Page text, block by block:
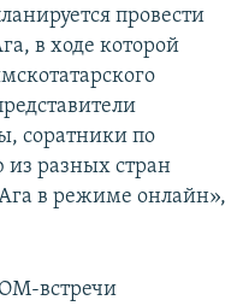
провести
в ходе которой
соратники по
разных стран
в режиме онлайн»,
встречи